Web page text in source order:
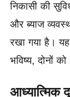
निकासी की
और ब्याज
रखा गया है। यह
भविष्य, दोनों
आध्यात्मिक